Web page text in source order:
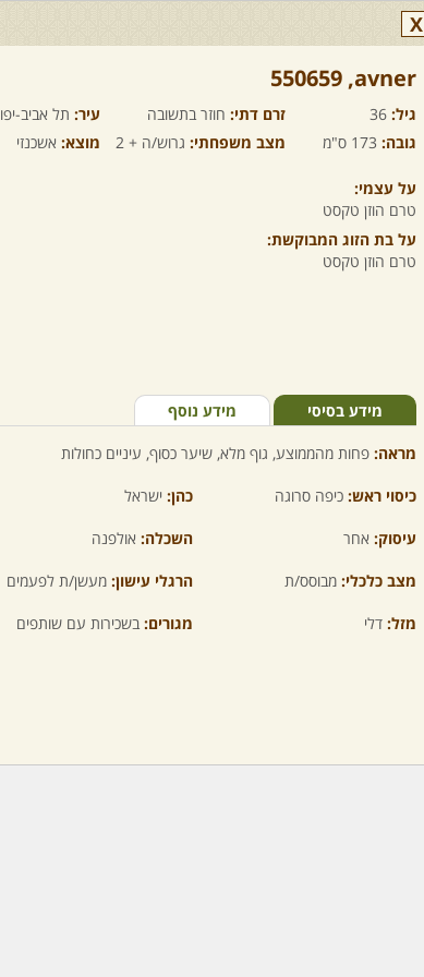
X
avner,‏ 550659
גיל: 36 זרם דתי: חוזר בתשובה עיר: תל אביב-יפו
גובה: 173 ס"מ מצב משפחתי: גרוש/ה + 2 מוצא: אשכנזי
על עצמי:
טרם הוזן טקסט
על בת הזוג המבוקשת:
טרם הוזן טקסט
מידע בסיסי מידע נוסף
מראה: פחות מהממוצע, גוף מלא, שיער כסוף, עיניים כחולות
כיסוי ראש: כיפה סרוגה כהן: ישראל
עיסוק: אחר השכלה: אולפנה
מצב כלכלי: מבוסס/ת הרגלי עישון: מעשן/ת לפעמים
מזל: דלי מגורים: בשכירות עם שותפים